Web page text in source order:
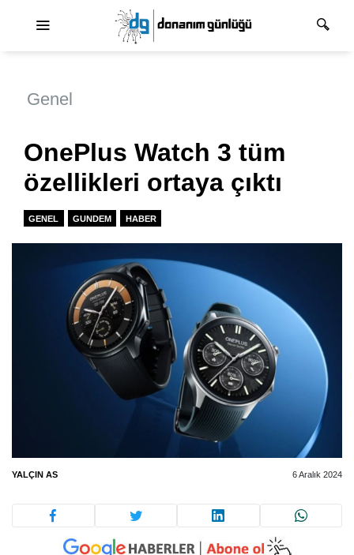
Genel
OnePlus Watch 3 tüm
özellikleri ortaya çıktı
GENEL GUNDEM HABER
YALÇIN AS 6 Aralık 2024